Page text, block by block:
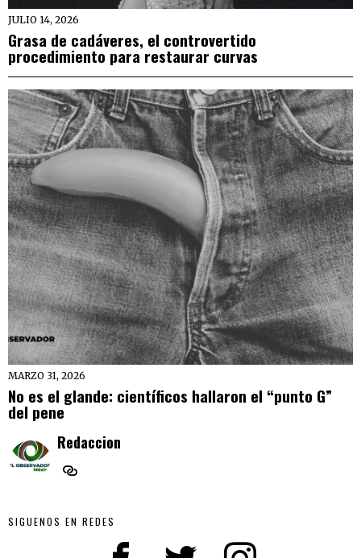
JULIO 14, 2026
Grasa de cadáveres, el controvertido
procedimiento para restaurar curvas
MARZO 31, 2026
No es el glande: científicos hallaron el “punto G”
del pene
Redaccion
SIGUENOS EN REDES